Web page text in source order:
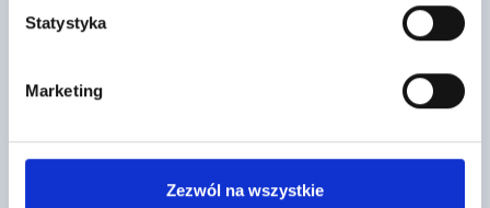
Statystyka
Marketing
Zezwól na wszystkie
WYM. 2500X1250
Płyta budowlana OSB3 jest płytą
drewnopochodną używaną do
warunkach wilgotnych. Cechują
budowlany o niskiej gęstości,…